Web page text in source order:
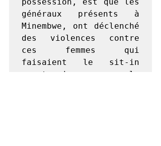
généraux présents à
Minembwe, ont déclenché
des violences contre
ces femmes qui
faisaient le sit-in
avant de couper le